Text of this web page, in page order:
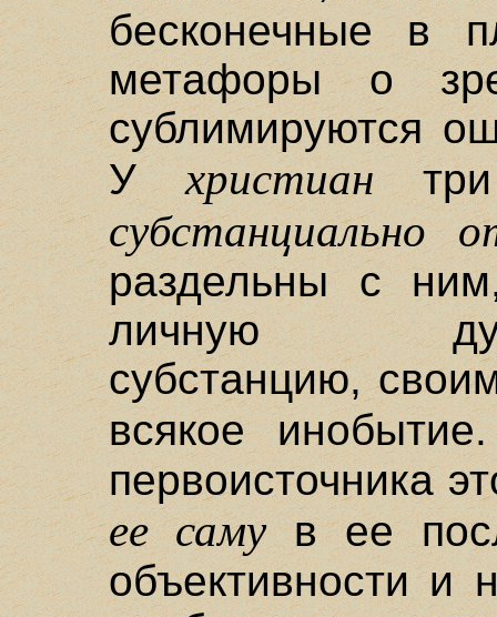
бесконечные в
метафоры о
сублимируются
Ухристиантри
субстанциально
раздельны с
личную
субстанцию,
всякое
первоисточника
ее самув ее
объективности и